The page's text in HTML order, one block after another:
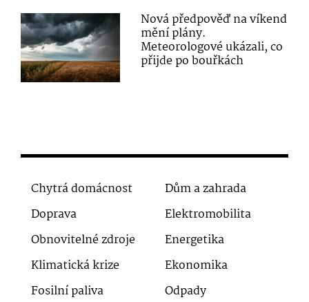
Nová předpověď na víkend
mění plány.
Meteorologové ukázali, co
přijde po bouřkách
Chytrá domácnost
Dům a zahrada
Doprava
Elektromobilita
Obnovitelné zdroje
Energetika
Klimatická krize
Ekonomika
Fosilní paliva
Odpady